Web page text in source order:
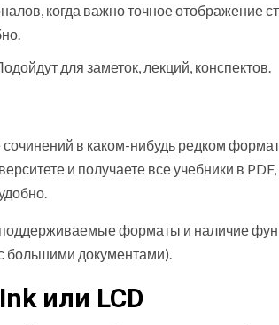
когда важно точное отображение
для заметок, лекций, конспектов.
в каком-нибудь редком
и получаете все учебники в PDF,
поддерживаемые форматы и наличие
большими документами).
или LCD